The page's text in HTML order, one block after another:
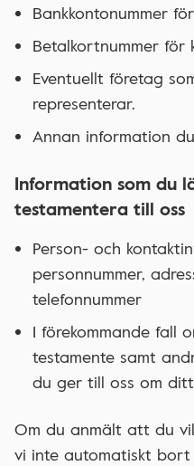
Bankkontonummer
Betalkortnummer för
Eventuellt företag
representerar.
Annan information
Information som du
testamentera till oss
Person- och
personnummer,
telefonnummer
I förekommande fall
testamente samt
du ger till oss om
Om du anmält att du
vi inte automatiskt